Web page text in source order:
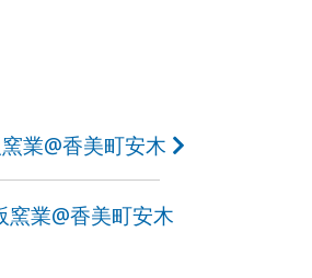
業@香美町安木
窯業@香美町安木